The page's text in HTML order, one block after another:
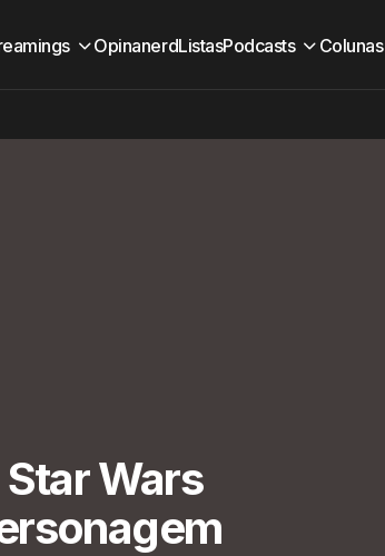
OpinanerdListasPodcasts Colunas
Wars